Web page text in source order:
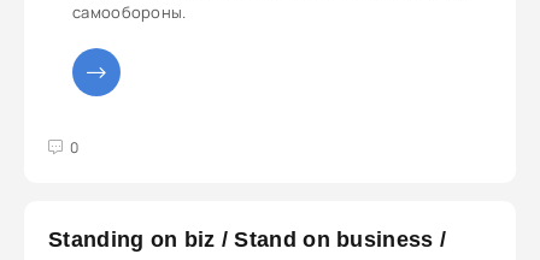
самообороны.
0
5
Standing on biz / Stand on business /